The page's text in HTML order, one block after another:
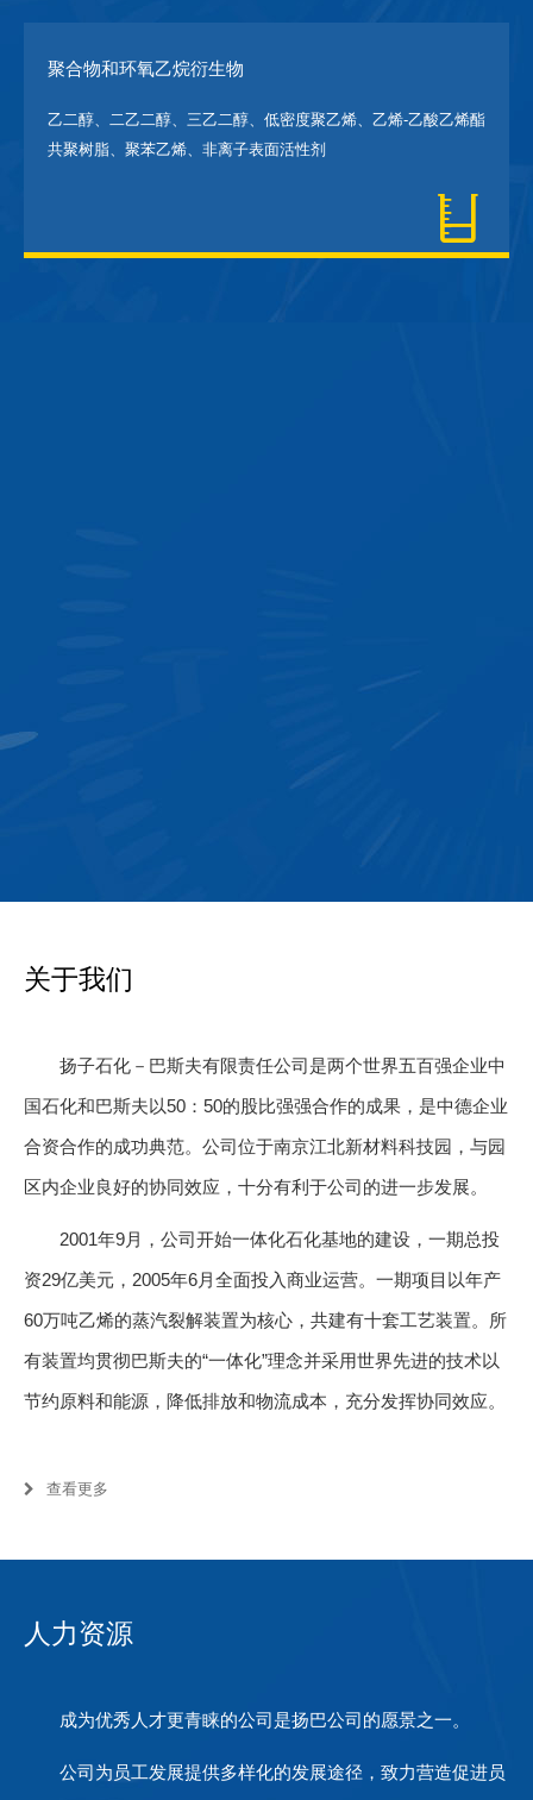
聚合物和环氧乙烷衍生物
乙二醇、二乙二醇、三乙二醇、低密度聚乙烯、乙烯-乙酸乙烯酯
共聚树脂、聚苯乙烯、非离子表面活性剂
关于我们
扬子石化－巴斯夫有限责任公司是两个世界五百强企业中
国石化和巴斯夫以50：50的股比强强合作的成果，是中德企业
合资合作的成功典范。公司位于南京江北新材料科技园，与园
区内企业良好的协同效应，十分有利于公司的进一步发展。
2001年9月，公司开始一体化石化基地的建设，一期总投
资29亿美元，2005年6月全面投入商业运营。一期项目以年产
60万吨乙烯的蒸汽裂解装置为核心，共建有十套工艺装置。所
有装置均贯彻巴斯夫的“一体化”理念并采用世界先进的技术以
节约原料和能源，降低排放和物流成本，充分发挥协同效应。
保证能源供应和物流运输。
查看更多
人力资源
成为优秀人才更青睐的公司是扬巴公司的愿景之一。
公司为员工发展提供多样化的发展途径，致力营造促进员